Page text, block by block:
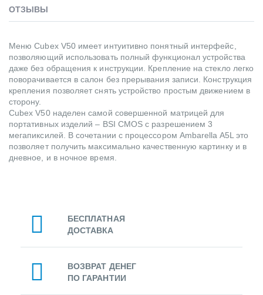
ОТЗЫВЫ
Меню Cubex V50 имеет интуитивно понятный интерфейс,
позволяющий использовать полный функционал устройства
даже без обращения к инструкции. Крепление на стекло легко
поворачивается в салон без прерывания записи. Конструкция
крепления позволяет снять устройство простым движением в
сторону.
Cubex V50 наделен самой совершенной матрицей для
портативных изделий – BSI CMOS c разрешением 3
мегапиксилей. В сочетании с процессором Ambarella A5L это
позволяет получить максимально качественную картинку и в
дневное, и в ночное время.
БЕСПЛАТНАЯ
ДОСТАВКА
ВОЗВРАТ ДЕНЕГ
ПО ГАРАНТИИ